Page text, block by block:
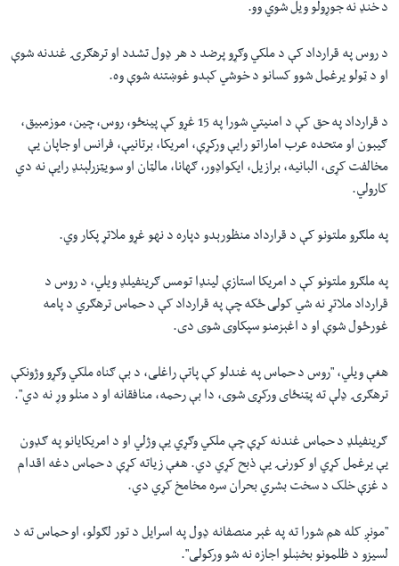
د خنډ نه جوړولو ويل شوي وو.
د روس په قرارداد کې د ملکي وګړو پرضد د هر ډول تشدد او ترهګرۍ غندنه شوې
او د ټولو يرغمل شوو کسانو د خوشي کېدو غوښتنه شوې وه.
د قرارداد په حق کې د امنیتي شورا په 15 غړو کې پينځو، روس، چين، موزمبيق،
ګيبون او متحده عرب اماراتو رایې ورکړې، امریکا، برتانیې، فرانس او جاپان یې
مخالفت کړی، البانيه، برازيل، ايکواډور، ګهانا، مالټان او سویټزرلېنډ رایې نه دي
کارولي.
په ملګرو ملتونو کې د قرارداد منظورېدو دپاره د نهو غړو ملاتړ پکار وي.
په ملګرو ملتونو کې د امریکا استازې لينډا تومس ګرينفيلډ ويلي، د روس د
قرارداد ملاتړ نه شي کولی ځکه چې په قرارداد کې د حماس ترهګري د پامه
غورځول شوې او د اغېزمنو سپکاوی شوی دی.
هغې ویلي، "روس د حماس په غندلو کې پاتې راغلی، د بې ګناه ملکي وګړو وژونکې
ترهګرۍ ډلې ته پټنځای ورکړی شوی، دا بې رحمه، منافقانه او د منلو وړ نه دي".
ګرينفيلډ د حماس غندنه کړې چې ملکي وګړي یې وژلي او د امریکايانو په ګډون
یې يرغمل کړي او کورنۍ يې ذبح کړي دي. هغې زياته کړې د حماس دغه اقدام
د غزې خلک د سخت بشري بحران سره مخامخ کړي دي.
"مونږ کله هم شورا ته په غېر منصفانه ډول په اسرايل د تور لګولو، او حماس ته د
لسيزو د ظلمونو بخښلو اجازه نه شو ورکولی".